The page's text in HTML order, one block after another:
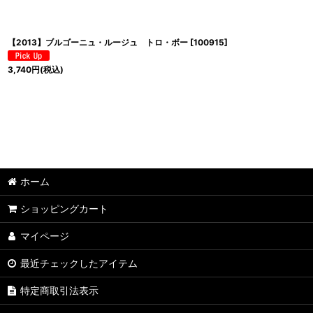
【2013】ブルゴーニュ・ルージュ トロ・ボー [100915]
3,740円(税込)
ホーム
ショッピングカート
マイページ
最近チェックしたアイテム
特定商取引法表示